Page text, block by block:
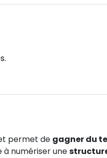
permet de gagner du
numériser une